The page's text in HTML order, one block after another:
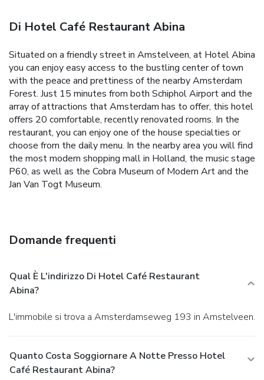
Di Hotel Café Restaurant Abina
Situated on a friendly street in Amstelveen, at Hotel Abina
you can enjoy easy access to the bustling center of town
with the peace and prettiness of the nearby Amsterdam
Forest. Just 15 minutes from both Schiphol Airport and the
array of attractions that Amsterdam has to offer, this hotel
offers 20 comfortable, recently renovated rooms. In the
restaurant, you can enjoy one of the house specialties or
choose from the daily menu. In the nearby area you will find
the most modern shopping mall in Holland, the music stage
P60, as well as the Cobra Museum of Modern Art and the
Jan Van Togt Museum.
Domande frequenti
Qual È L'indirizzo Di Hotel Café Restaurant
Abina?
L'immobile si trova a Amsterdamseweg 193 in Amstelveen.
Quanto Costa Soggiornare A Notte Presso Hotel
Café Restaurant Abina?